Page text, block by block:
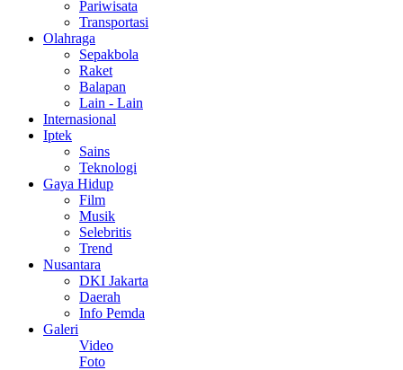
Pariwisata
Transportasi
Olahraga
Sepakbola
Raket
Balapan
Lain - Lain
Internasional
Iptek
Sains
Teknologi
Gaya Hidup
Film
Musik
Selebritis
Trend
Nusantara
DKI Jakarta
Daerah
Info Pemda
Galeri
Video
Foto